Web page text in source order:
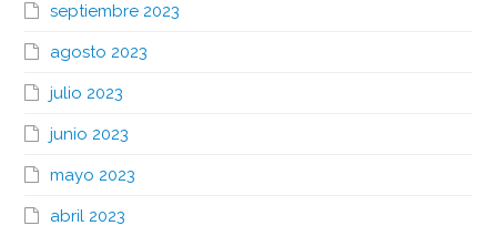
septiembre 2023
agosto 2023
julio 2023
junio 2023
mayo 2023
abril 2023